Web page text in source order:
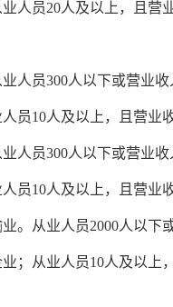
人员20人及以上，且营
员300人以下或营业收
人员10人及以上，且营
员300人以下或营业收
人员10人及以上，且营
从业人员2000人以下或
；从业人员10人及以上